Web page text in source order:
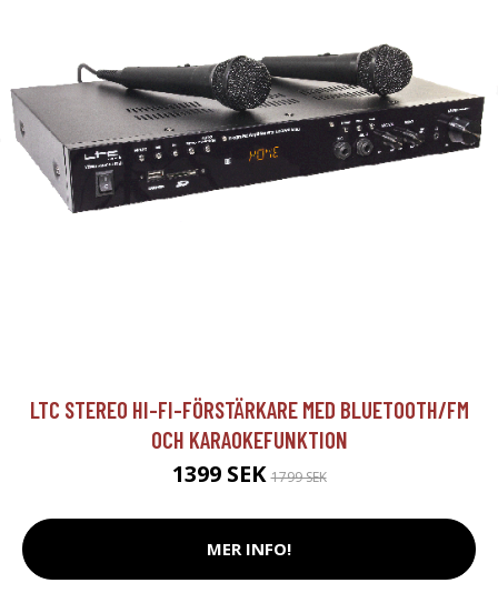
LTC STEREO HI-FI-FÖRSTÄRKARE MED BLUETOOTH/FM
OCH KARAOKEFUNKTION
1399 SEK1799 SEK
MER INFO!